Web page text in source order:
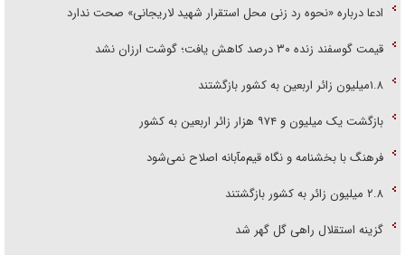
ادعا درباره «نحوه رد زنی محل استقرار شهید لاریجانی» صحت ندارد
قیمت گوسفند زنده ۳۰ درصد کاهش یافت؛ گوشت ارزان نشد
۱.۸میلیون زائر اربعین به کشور بازگشتند
بازگشت یک میلیون و ۹۷۴ هزار زائر اربعین به کشور
فرهنگ با بخشنامه و نگاه قیم‌مآبانه اصلاح نمی‌شود
۲.۸ میلیون زائر به کشور بازگشتند
گزینه استقلال راهی گل گهر شد